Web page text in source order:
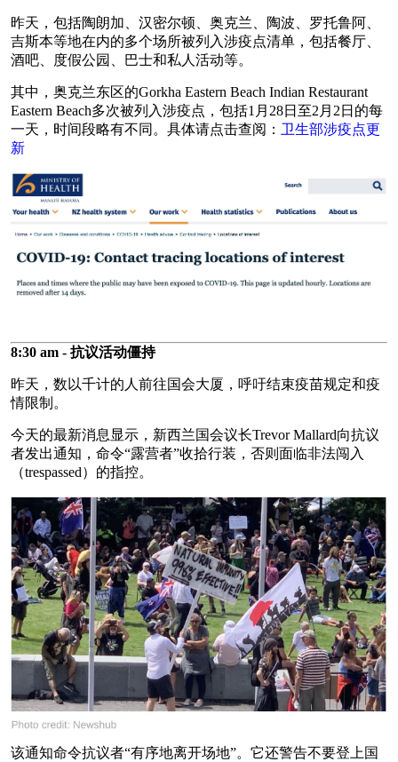
昨天，包括陶朗加、汉密尔顿、奥克兰、陶波、罗托鲁阿、
吉斯本等地在内的多个场所被列入涉疫点清单，包括餐厅、
酒吧、度假公园、巴士和私人活动等。
其中，奥克兰东区的Gorkha Eastern Beach Indian Restaurant
Eastern Beach多次被列入涉疫点，包括1月28日至2月2日的每
一天，时间段略有不同。具体请点击查阅： 卫生部涉疫点更
新
8:30 am - 抗议活动僵持
昨天，数以千计的人前往国会大厦，呼吁结束疫苗规定和疫
情限制。
今天的最新消息显示，新西兰国会议长Trevor Mallard向抗议
者发出通知，命令“露营者”收拾行装，否则面临非法闯入
（trespassed）的指控。
该通知命令抗议者“有序地离开场地”。它还警告不要登上国